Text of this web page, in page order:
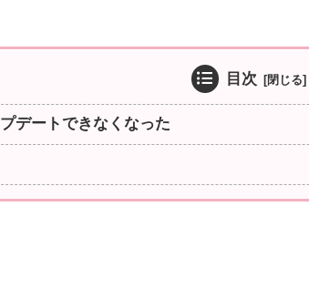
目次
デートできなくなった